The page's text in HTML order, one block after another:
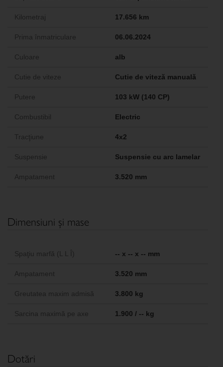
Kilometraj 17.656 km
Prima înmatriculare 06.06.2024
Culoare alb
Cutie de viteze Cutie de viteză manuală
Putere 103 kW (140 CP)
Combustibil Electric
Tracţiune 4x2
Suspensie Suspensie cu arc lamelar
Ampatament 3.520 mm
Dimensiuni şi mase
Spaţiu marfă (L L Î) -- x -- x -- mm
Ampatament 3.520 mm
Greutatea maxim admisă 3.800 kg
Sarcina maximă pe axe 1.900 / -- kg
Dotări